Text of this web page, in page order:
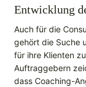
Entwicklung
Auch für die
gehört die Suche
für ihre Klienten
Auftraggebern
dass Coaching-